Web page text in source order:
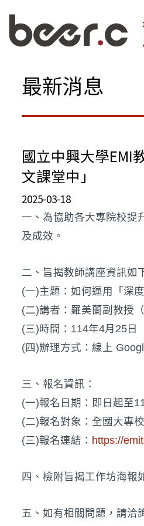
最新消息
國立中興大學EMI
文課堂中」
2025-03-18
一、為協助各大專院校提
及成效。
二、旨揭教師講座資訊如
(一)主題：如何運用「深
(二)講者：羅美蘭副教授
(三)時間：114年4月25日
(四)辦理方式：線上
三、報名資訊：
(一)報名日期：即日起至
(二)報名對象：全國大專
(三)報名連結： https://
四、檢附旨揭工作坊海報
五、如有相關問題，請洽